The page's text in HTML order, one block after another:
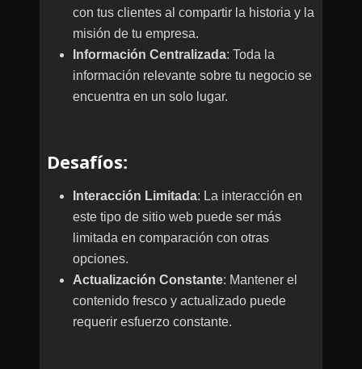
con tus clientes al compartir la historia y la
misión de tu empresa.
Información Centralizada: Toda la
información relevante sobre tu negocio se
encuentra en un solo lugar.
Desafíos:
Interacción Limitada: La interacción en
este tipo de sitio web puede ser más
limitada en comparación con otras
opciones.
Actualización Constante: Mantener el
contenido fresco y actualizado puede
requerir esfuerzo constante.